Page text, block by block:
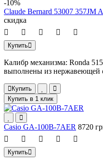
-10%
Claude Bernard 53007 357JM
скидка
Купить
Калибр механизма: Ronda
выполнены из нержавеющей
Купить
Купить в 1 клик
Casio GA-100B-7AER 8720
Купить